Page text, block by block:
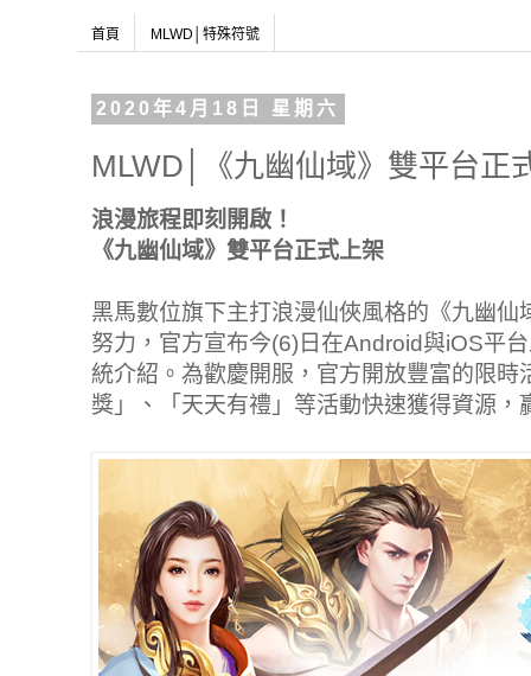
首頁 MLWD│特殊符號
2020年4月18日 星期六
MLWD│《九幽仙域》雙平台正
浪漫旅程即刻開啟！
《九幽仙域》雙平台正式上架
黑馬數位旗下主打浪漫仙俠風格的《九幽
努力，官方宣布今(6)日在Android與iOS平
統介紹。為歡慶開服，官方開放豐富的限時
獎」、「天天有禮」等活動快速獲得資源，